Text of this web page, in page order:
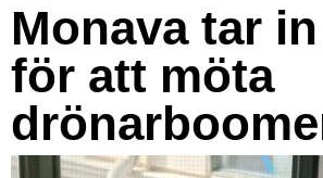
Monava tar
för att möta